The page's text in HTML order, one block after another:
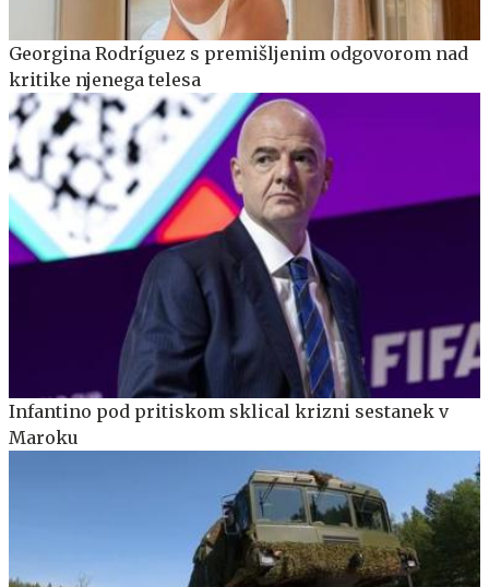
Georgina Rodríguez s premišljenim odgovorom nad
kritike njenega telesa
Infantino pod pritiskom sklical krizni sestanek v
Maroku